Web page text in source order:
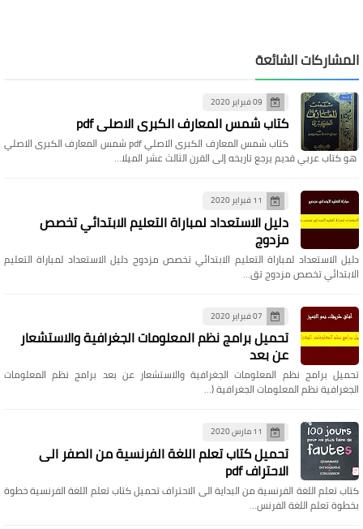
المشاركات الشائعة
09 فبراير 2020
كتاب شمس المعارف الكبرى الاصلي pdf
كتاب شمس المعارف الكبرى الاصلي pdf شمس المعارف الكبرى الاصلي
هو كتاب عربي قديم يرجع تاريخه إلى القرن الثالث عشر الميلا…
11 فبراير 2020
دليل الاستعداد لمباراة التعليم الابتدائي تخصص
مزدوج
دليل الاستعداد لمباراة التعليم الابتدائي تخصص مزدوج دليل الاستعداد لمباراة التعليم
الابتدائي تخصص مزدوج تق…
07 فبراير 2020
تحميل برامج نظم المعلومات الجغرافية والاستشعار
عن بعد
تحميل برامج نظم المعلومات الجغرافية والاستشعار عن بعد برامج نظم المعلومات
الجغرافية نظم المعلومات الجغرافية (…
11 مارس 2020
تحميل كتاب تعلم اللغة الفرنسية من الصفر الى
الاحتراف pdf
كتاب تعلم اللغة الفرنسية من البداية الى الاحتراف تحميل كتاب تعلم اللغة الفرنسية خطوة
بخطوة تعلم اللغة الفرنس…